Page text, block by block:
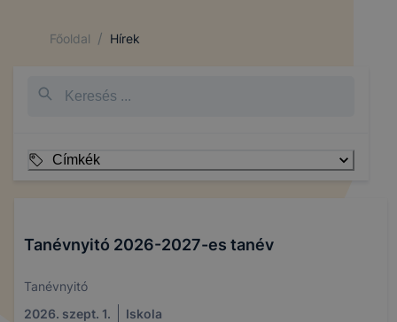
Főoldal / Hírek
Címkék
Tanévnyitó 2026-2027-es tanév
Tanévnyitó
2026. szept. 1.
Iskola